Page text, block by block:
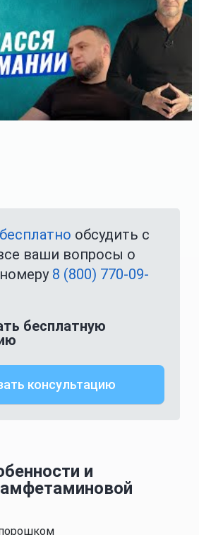
бесплатно обсудить с
ваши вопросы о
8 (800) 770-09-
бесплатную
консультацию
и